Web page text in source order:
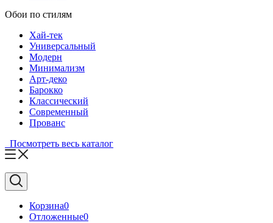
Обои по стилям
Хай-тек
Универсальный
Модерн
Минимализм
Арт-деко
Барокко
Классический
Современный
Прованс
Посмотреть весь каталог
Корзина0
Отложенные0